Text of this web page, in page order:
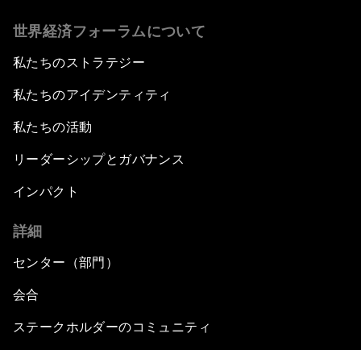
世界経済フォーラムについて
私たちのストラテジー
私たちのアイデンティティ
私たちの活動
リーダーシップとガバナンス
インパクト
詳細
センター（部門）
会合
ステークホルダーのコミュニティ